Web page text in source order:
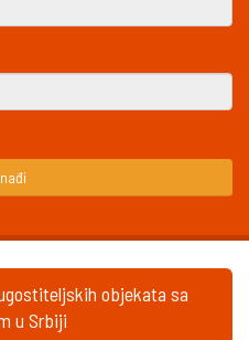
objekata sa
u Srbiji